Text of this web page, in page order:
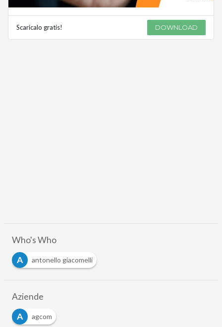
Scaricalo gratis! DOWNLOAD
Who's Who
A
antonello giacomelli
Aziende
A
agcom